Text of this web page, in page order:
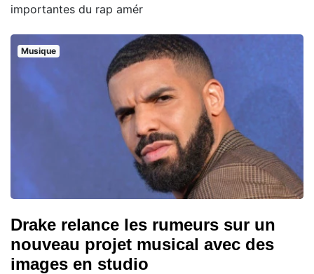
importantes du rap amér
Musique
Drake relance les rumeurs sur un
nouveau projet musical avec des
images en studio